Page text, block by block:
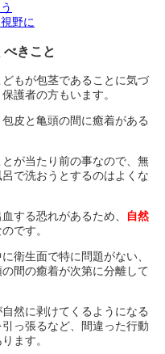
野に
きこと
もが包茎であることに気づ
護者の方もいます。
皮と亀頭の間に癒着がある
が当たり前の事なので、無
で洗おうとするのはよくな
する恐れがあるため、
自然
です。
衛生面で特に問題がない、
間の癒着が次第に分離して
然に剥けてくるようになる
っ張るなど、間違った行動
ます。